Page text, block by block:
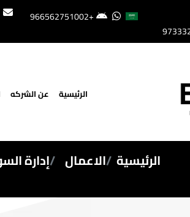
+966562751002
الرئيسية عن الشركه
الرئيسية الاعمال إدارة